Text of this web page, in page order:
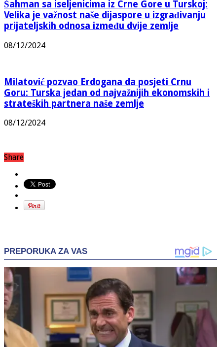
Šahman sa iseljenicima iz Crne Gore u Turskoj:
Velika je važnost naše dijaspore u izgrađivanju
prijateljskih odnosa između dvije zemlje
08/12/2024
Milatović pozvao Erdogana da posjeti Crnu
Goru: Turska jedan od najvažnijih ekonomskih i
strateških partnera naše zemlje
08/12/2024
Share